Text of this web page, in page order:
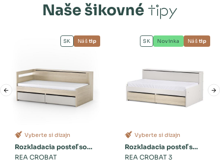
Naše šikovné tipy
Vyberte si dizajn
Rozkladacia posteľ so
zásuvkami
REA CROBAT
SK Náš tip
Vyberte si dizajn
Rozkladacia posteľ s
dvoma zásuvkami a
REA CROBAT 3
SK Novinka Náš tip